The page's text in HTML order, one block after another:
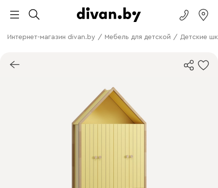
Интернет-магазин divan.by / Мебель для детской / Детские